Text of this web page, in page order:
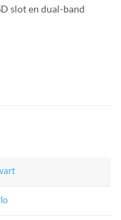
slot en dual-band